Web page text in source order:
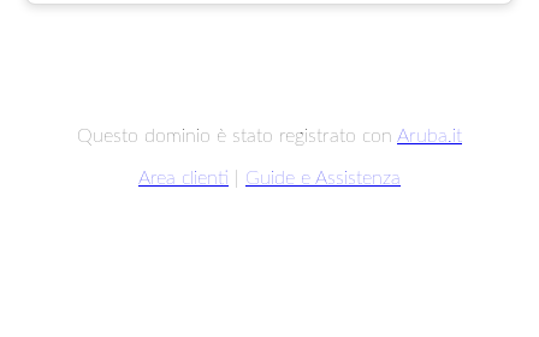
Questo dominio è stato registrato con Aruba.it
Area clienti Guide e Assistenza